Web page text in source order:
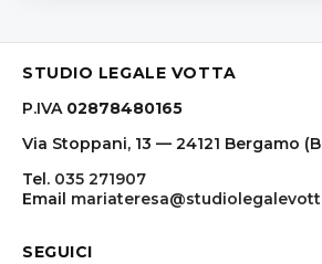
STUDIO LEGALE VOTTA
P.IVA 02878480165
Via Stoppani, 13 — 24121 Bergamo
Tel. 035 271907
Email
SEGUICI